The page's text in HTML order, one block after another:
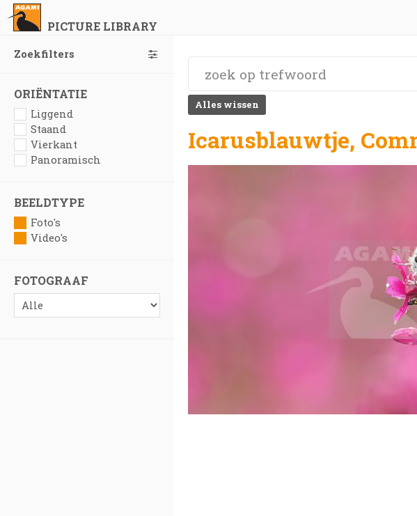
PICTURE LIBRARY
Zoekfilters
ORIËNTATIE
Liggend
Staand
Vierkant
Panoramisch
BEELDTYPE
Foto's
Video's
FOTOGRAAF
Alles wissen
Icarusblauwtje,